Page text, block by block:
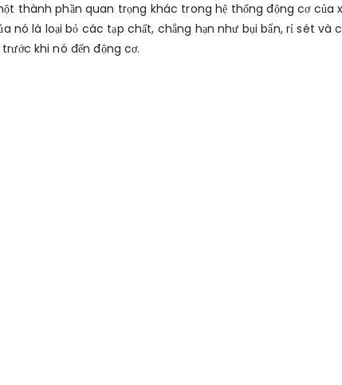
thành phần quan trọng khác trong hệ thống động cơ của
nó là loại bỏ các tạp chất, chẳng hạn như bụi bẩn, rỉ sét và
khi nó đến động cơ.